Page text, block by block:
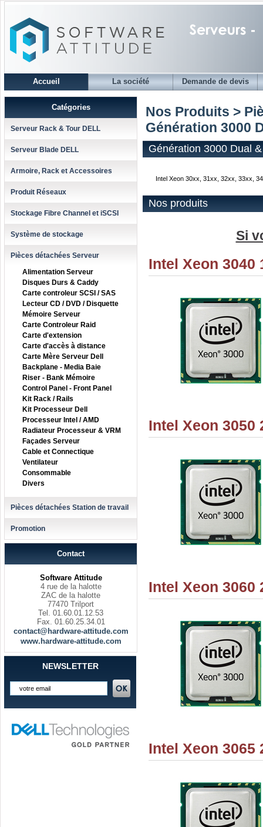
Accueil La société Demande de devis
Catégories
Serveur Rack & Tour DELL
Serveur Blade DELL
Armoire, Rack et Accessoires
Produit Réseaux
Stockage Fibre Channel et iSCSI
Système de stockage
Pièces détachées Serveur
Alimentation Serveur
Disques Durs & Caddy
Carte controleur SCSI / SAS
Lecteur CD / DVD / Disquette
Mémoire Serveur
Carte Controleur Raid
Carte d'extension
Carte d'accès à distance
Carte Mère Serveur Dell
Backplane - Media Baie
Riser - Bank Mémoire
Control Panel - Front Panel
Kit Rack / Rails
Kit Processeur Dell
Processeur Intel / AMD
Radiateur Processeur & VRM
Façades Serveur
Cable et Connectique
Ventilateur
Consommable
Divers
Pièces détachées Station de travail
Promotion
Contact
Software Attitude
4 rue de la halotte
ZAC de la halotte
77470 Trilport
Tel. 01.60.01.12.53
Fax. 01.60.25.34.01
contact@hardware-attitude.com
www.hardware-attitude.com
NEWSLETTER
Nos Produits >
Génération 3000
Génération 3000 Dual
Intel Xeon 30xx, 31xx, 32xx, 33xx,
Nos produits
Si
Intel Xeon 3040
Intel Xeon 3050
Intel Xeon 3060
Intel Xeon 3065